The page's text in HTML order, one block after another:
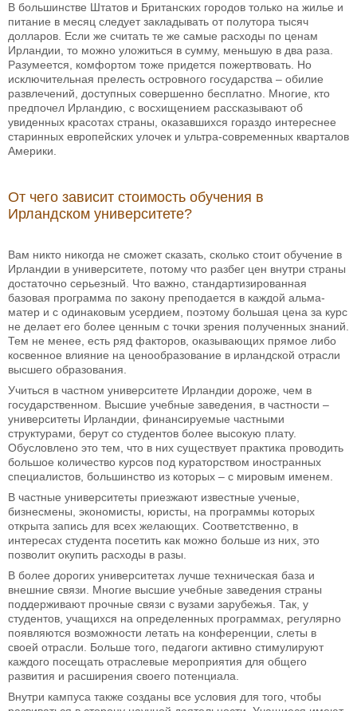
В большинстве Штатов и Британских городов только на жилье и
питание в месяц следует закладывать от полутора тысяч
долларов. Если же считать те же самые расходы по ценам
Ирландии, то можно уложиться в сумму, меньшую в два раза.
Разумеется, комфортом тоже придется пожертвовать. Но
исключительная прелесть островного государства – обилие
развлечений, доступных совершенно бесплатно. Многие, кто
предпочел Ирландию, с восхищением рассказывают об
увиденных красотах страны, оказавшихся гораздо интереснее
старинных европейских улочек и ультра-современных кварталов
Америки.
От чего зависит стоимость обучения в
Ирландском университете?
Вам никто никогда не сможет сказать, сколько стоит обучение в
Ирландии в университете, потому что разбег цен внутри страны
достаточно серьезный. Что важно, стандартизированная
базовая программа по закону преподается в каждой альма-
матер и с одинаковым усердием, поэтому большая цена за курс
не делает его более ценным с точки зрения полученных знаний.
Тем не менее, есть ряд факторов, оказывающих прямое либо
косвенное влияние на ценообразование в ирландской отрасли
высшего образования.
Учиться в частном университете Ирландии дороже, чем в
государственном. Высшие учебные заведения, в частности –
университеты Ирландии, финансируемые частными
структурами, берут со студентов более высокую плату.
Обусловлено это тем, что в них существует практика проводить
большое количество курсов под кураторством иностранных
специалистов, большинство из которых – с мировым именем.
В частные университеты приезжают известные ученые,
бизнесмены, экономисты, юристы, на программы которых
открыта запись для всех желающих. Соответственно, в
интересах студента посетить как можно больше из них, это
позволит окупить расходы в разы.
В более дорогих университетах лучше техническая база и
внешние связи. Многие высшие учебные заведения страны
поддерживают прочные связи с вузами зарубежья. Так, у
студентов, учащихся на определенных программах, регулярно
появляются возможности летать на конференции, слеты в
своей отрасли. Больше того, педагоги активно стимулируют
каждого посещать отраслевые мероприятия для общего
развития и расширения своего потенциала.
Внутри кампуса также созданы все условия для того, чтобы